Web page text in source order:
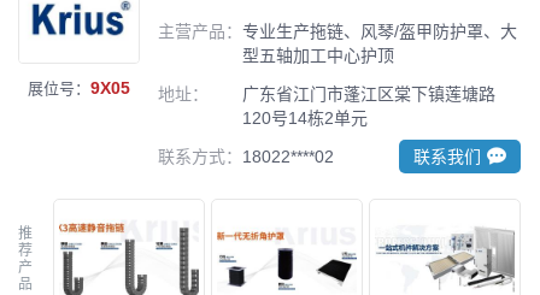
展位号：9X05
主营产品：专业生产拖链、风琴/盔甲防护罩、大
型五轴加工中心护顶
地址：
广东省江门市蓬江区棠下镇莲塘路
120号14栋2单元
联系方式： 18022****02 联系我们
推
荐
产
品